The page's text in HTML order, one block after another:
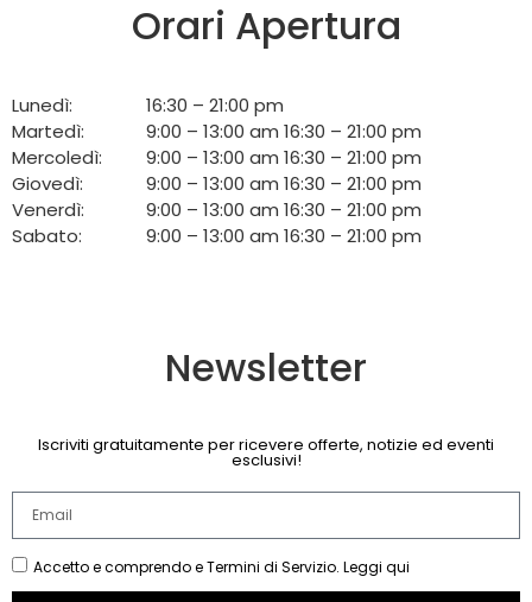
Orari Apertura
Lunedì:
Martedì:
Mercoledì:
Giovedì:
Venerdì:
Sabato:
16:30 – 21:00 pm
9:00 – 13:00 am 16:30 – 21:00 pm
9:00 – 13:00 am 16:30 – 21:00 pm
9:00 – 13:00 am 16:30 – 21:00 pm
9:00 – 13:00 am 16:30 – 21:00 pm
9:00 – 13:00 am 16:30 – 21:00 pm
Newsletter
Iscriviti gratuitamente per ricevere offerte, notizie ed eventi
esclusivi!
Accetto e comprendo e Termini di Servizio. Leggi qui